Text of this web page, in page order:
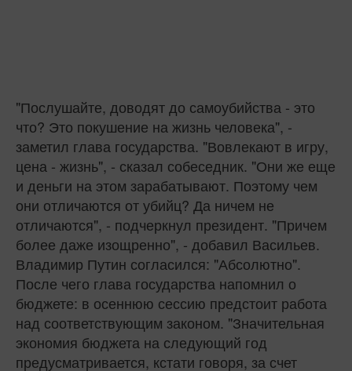
"Послушайте, доводят до самоубийства - это
что? Это покушение на жизнь человека", -
заметил глава государства. "Вовлекают в игру,
цена - жизнь", - сказал собеседник. "Они же еще
и деньги на этом зарабатывают. Поэтому чем
они отличаются от убийц? Да ничем не
отличаются", - подчеркнул президент. "Причем
более даже изощренно", - добавил Васильев.
Владимир Путин согласился: "Абсолютно".
После чего глава государства напомнил о
бюджете: в осеннюю сессию предстоит работа
над соответствующим законом. "Значительная
экономия бюджета на следующий год
предусматривается, кстати говоря, за счет